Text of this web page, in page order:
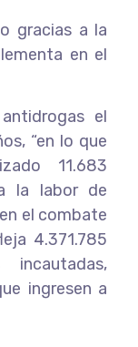
gracias a la
en el
el
“en lo que
11.683
la labor de
el combate
4.371.785
ingresen a